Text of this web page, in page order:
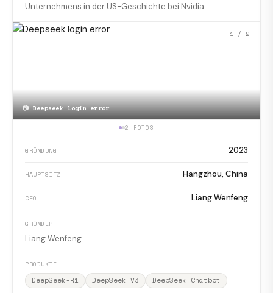
Unternehmens in der US-Geschichte bei Nvidia.
📷Deepseek login error
1 / 2
2 FOTOS
GRÜNDUNG 2023
HAUPTSITZ Hangzhou, China
CEO Liang Wenfeng
GRÜNDER
Liang Wenfeng
PRODUKTE
DeepSeek-R1 DeepSeek V3 DeepSeek Chatbot